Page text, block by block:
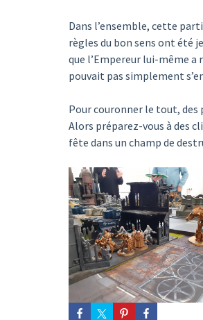
Dans l’ensemble, cette
règles du bon sens ont été
que l’Empereur lui-même
pouvait pas simplement
Pour couronner le tout, des
Alors préparez-vous à des
fête dans un champ de